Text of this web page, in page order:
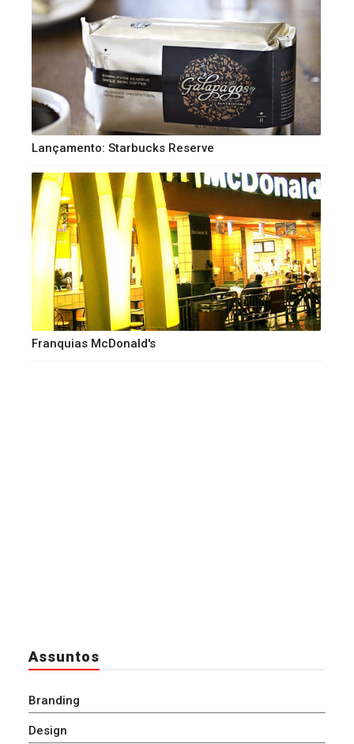
Lançamento: Starbucks Reserve
Franquias McDonald's
Assuntos
Branding
Design